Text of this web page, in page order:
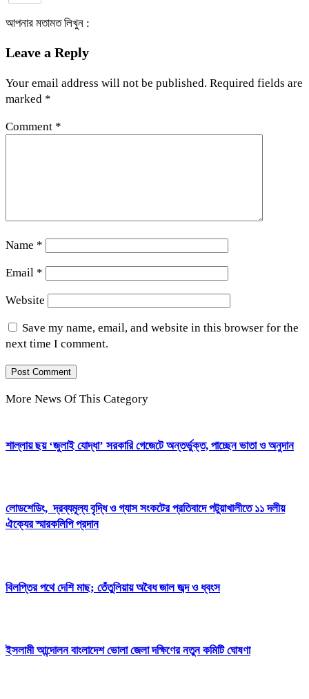
আপনার মতামত লিখুন :
Leave a Reply
Your email address will not be published. Required fields are
marked *
Comment *
Name *
Email *
Website
Save my name, email, and website in this browser for the
next time I comment.
More News Of This Category
শাল্লায় ছয় ‘জুলাই যোদ্ধা’ সরকারি গেজেটে অন্তর্ভুক্ত, পাচ্ছেন ভাতা ও অনুদান
লোডশেডিং, দ্রব্যমূল্য বৃদ্ধি ও গ্যাস সংকটের প্রতিবাদে পটুয়াখালীতে ১১ দলীয়
ঐক্যের স্মারকলিপি প্রদান
বিলপ্তির পথে দেশি মাছ; তেঁতুলিয়ায় অবৈধ জাল জব্দ ও ধ্বংস
ইসলামী আন্দোলন বাংলাদেশ ভোলা জেলা দক্ষিণের নতুন কমিটি ঘোষণা